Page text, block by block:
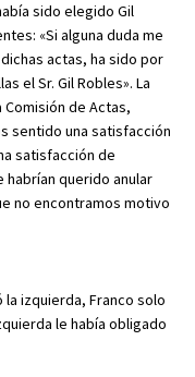
sido elegido Gil
«Si alguna duda me
actas, ha sido por
el Sr. Gil Robles». La
de Actas,
sentido una satisfacción
satisfacción de
habrían querido anular
no encontramos motivo
izquierda, Franco solo
le había obligado